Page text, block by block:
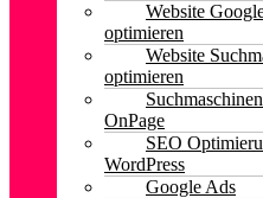
Website
optimieren
Website
optimieren
OnPage
SEO
WordPress
Google Ads